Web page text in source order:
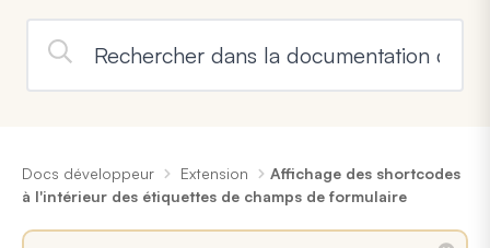
Docs développeur Extension
Affichage des shortcodes
à l'intérieur des étiquettes de champs de formulaire